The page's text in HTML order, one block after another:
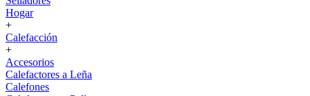
Hogar
+
Calefacción
+
Accesorios
Calefactores a Leña
Calefones